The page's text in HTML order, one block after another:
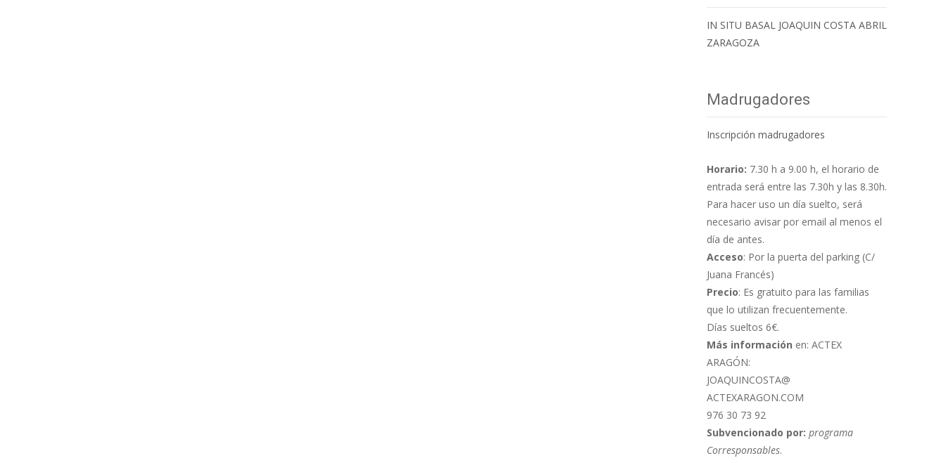
IN SITU BASAL JOAQUIN COSTA ABRIL
ZARAGOZA
Madrugadores
Inscripción madrugadores
Horario: 7.30 h a 9.00 h, el horario de
entrada será entre las 7.30h y las 8.30h.
Para hacer uso un día suelto, será
necesario avisar por email al menos el
día de antes.
Acceso: Por la puerta del parking (C/
Juana Francés)
Precio: Es gratuito para las familias
que lo utilizan frecuentemente.
Días sueltos 6€.
Más información en: ACTEX
ARAGÓN:
JOAQUINCOSTA@
ACTEXARAGON.COM
976 30 73 92
Subvencionado por: programa
Corresponsables.